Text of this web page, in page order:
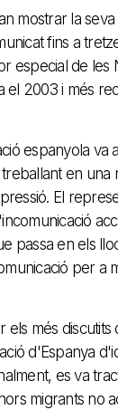
mostrar la
fins a
especial de
el 2003 i més
espanyola
en
El
passa en els
per a
més
d'Espanya
es va
migrants no